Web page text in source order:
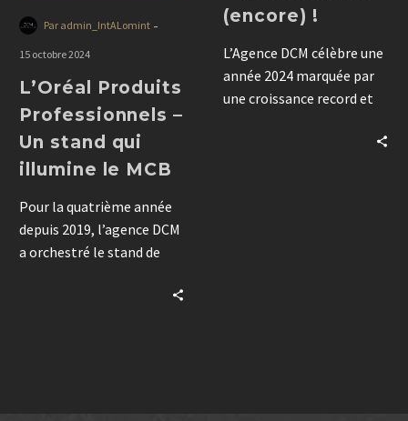
l’agence à saisir les
opportunités dans des
environnements
contraints.
(encore) !
L’Agence DCM célèbre une
année 2024 marquée par
une croissance record et
Par admin_IntALomint -
15 octobre 2024
L’Oréal Produits
Professionnels –
Un stand qui
illumine le MCB
Pour la quatrième année
depuis 2019, l’agence DCM
a orchestré le stand de
client premium, image de